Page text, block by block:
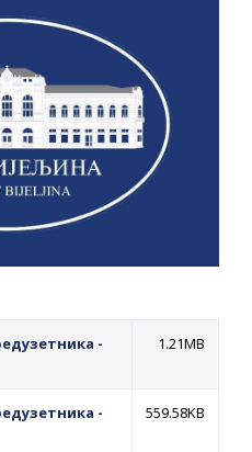
БОРЦЕ
СРПСКЕ У СТАЊУ
захтјева за новчану
школског прибора
за регресирано
саобраћаја 6. и
- Вера
-
1.21MB
-
559.58KB